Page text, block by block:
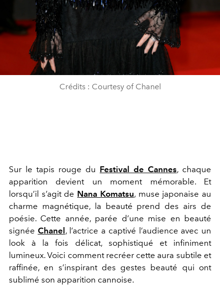
Crédits : Courtesy of Chanel
Sur le tapis rouge du Festival de Cannes, chaque
apparition devient un moment mémorable. Et
lorsqu’il s’agit de Nana Komatsu, muse japonaise au
charme magnétique, la beauté prend des airs de
poésie. Cette année, parée d’une mise en beauté
signée Chanel , l’actrice a captivé l’audience avec un
look à la fois délicat, sophistiqué et infiniment
lumineux. Voici comment recréer cette aura subtile et
raffinée, en s’inspirant des gestes beauté qui ont
sublimé son apparition cannoise.